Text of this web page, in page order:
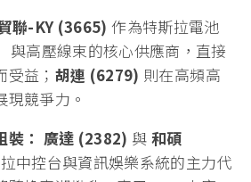
聯-KY (3665) 作為特斯拉電池
與高壓線束的核心供應商，直接
益； 胡連 (6279) 則在高頻高
現競爭力。
： 廣達 (2382) 與 和碩
中控台與資訊娛樂系統的主力代